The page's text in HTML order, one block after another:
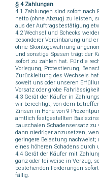
§ 4 Zahlungen
4.1 Zahlungen sind sofort nach
netto (ohne Abzug) zu leisten,
aus der Auftragsbestätigung
4.2 Wechsel und Schecks
besonderer Vereinbarung und
ohne Skontogewährung
und sonstige Spesen trägt der
sofort zu zahlen hat. Für die
Vorlegung, Protestierung,
Zurückleitung des Wechsels
soweit uns oder unseren
Vorsatz oder grobe
4.3 Gerät der Käufer in
wir berechtigt, von dem
Zinsen in Höhe von 9
amtlich festgestellten
pauschalen Schadensersatz zu
dann niedriger anzusetzen,
geringere Belastung nachweist;
eines höheren Schadens durch
4.4 Gerät der Käufer mit
ganz oder teilweise in Verzug,
bestehenden Forderungen
fällig.